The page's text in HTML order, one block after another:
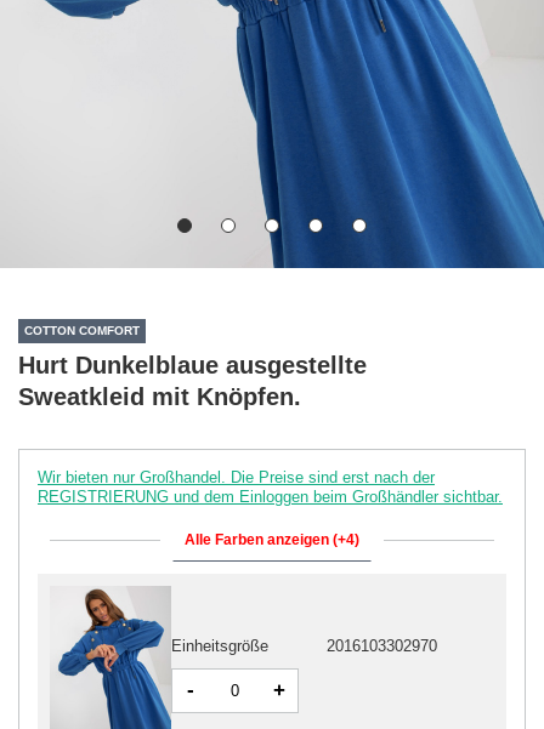
COTTON COMFORT
Hurt Dunkelblaue ausgestellte
Sweatkleid mit Knöpfen.
Wir bieten nur Großhandel. Die Preise sind erst nach der
REGISTRIERUNG und dem Einloggen beim Großhändler sichtbar.
Alle Farben anzeigen (+4)
Einheitsgröße 2016103302970
- +